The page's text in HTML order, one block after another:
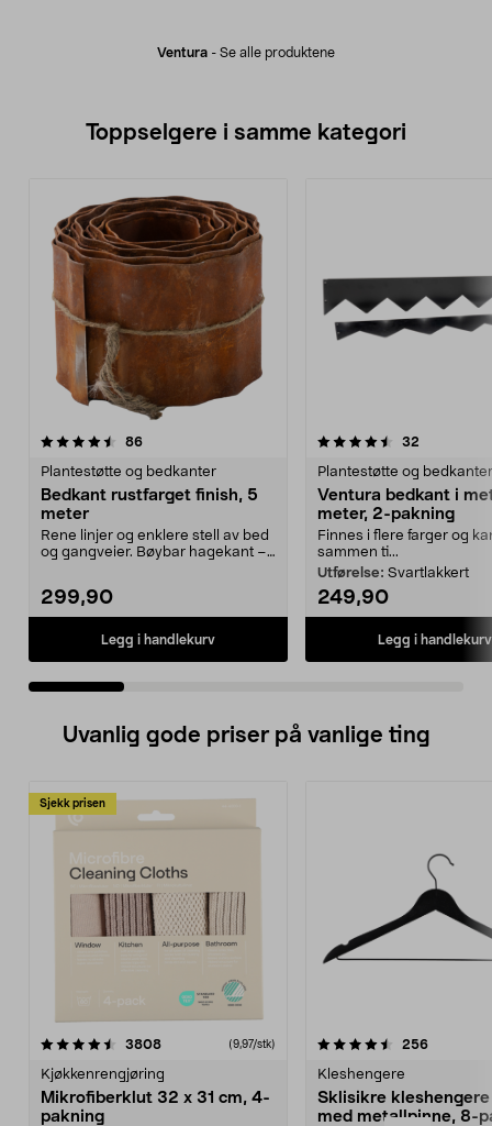
Ventura - Se alle produktene
Toppselgere i samme kategori
86anmeldelser
Plantestøtte og bedkanter
Bedkant rustfarget finish, 5
meter
Rene linjer og enklere stell av bed
og gangveier. Bøybar hagekant –
299,90
Legg i handlekurv
4.5 av 5 stjerner 32
Plantestøtte og bedkanter
Ventura bedkant i
meter, 2-pakning
Finnes i flere farger og
sammen ti...
Utførelse: Svartlakkert
249,90
Legg i handlekurv
4.5 av 5 stjerner
Uvanlig gode priser på vanlige ting
Sjekk prisen
3808anmeldelser(9,97/stk)
Kjøkkenrengjøring
Mikrofiberklut 32 x 31 cm, 4-
pakning
4.5av 5 stjerner 256
Kleshengere
Sklisikre
med metallpinne, 8-
4.5av 5 stjerner